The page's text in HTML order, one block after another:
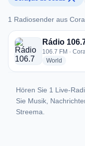
1 Radiosender aus
1 Radiosender aus
Rádio
106.7 FM ·
World
Hören Sie 1 Live-
Sie Musik,
Streema.